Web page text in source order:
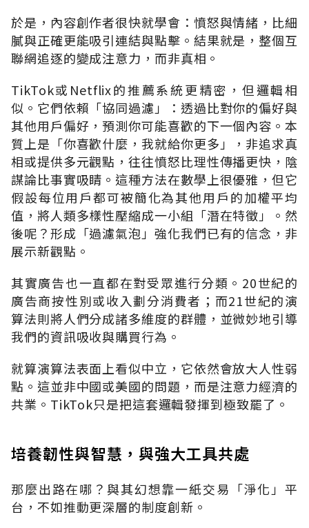
於是，內容創作者很快就學會：憤怒與情緒，比細
膩與正確更能吸引連結與點擊。結果就是，整個互
聯網追逐的變成注意力，而非真相。
TikTok或Netflix的推薦系統更精密，但邏輯相
似。它們依賴「協同過濾」：透過比對你的偏好與
其他用戶偏好，預測你可能喜歡的下一個內容。本
質上是「你喜歡什麼，我就給你更多」，非追求真
相或提供多元觀點，往往憤怒比理性傳播更快，陰
謀論比事實吸睛。這種方法在數學上很優雅，但它
假設每位用戶都可被簡化為其他用戶的加權平均
值，將人類多樣性壓縮成一小組「潛在特徵」。然
後呢？形成「過濾氣泡」強化我們已有的信念，非
展示新觀點。
其實廣告也一直都在對受眾進行分類。20世紀的
廣告商按性別或收入劃分消費者；而21世紀的演
算法則將人們分成諸多維度的群體，並微妙地引導
我們的資訊吸收與購買行為。
就算演算法表面上看似中立，它依然會放大人性弱
點。這並非中國或美國的問題，而是注意力經濟的
共業。TikTok只是把這套邏輯發揮到極致罷了。
培養韌性與智慧，與強大工具共處
那麼出路在哪？與其幻想靠一紙交易「淨化」平
台，不如推動更深層的制度創新。